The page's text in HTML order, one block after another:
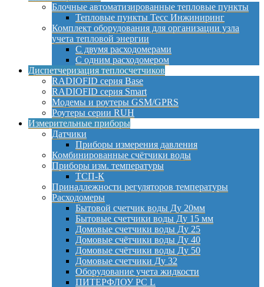
Блочные автоматизированные тепловые пункты
Тепловые пункты Тесс Инжиниринг
Комплект оборудования для организации узла
учета тепловой энергии
С двумя расходомерами
С одним расходомером
Диспетчеризация теплосчетчиков
RADIOFID серия Base
RADIOFID серия Smart
Модемы и роутеры GSM/GPRS
Роутеры серии RUH
Измерительные приборы
Датчики
Приборы измерения давления
Комбинированные счётчики воды
Приборы изм. температуры
ТСП-К
Принадлежности регуляторов температуры
Расходомеры
Бытовой счетчик воды Ду 20мм
Бытовые счетчики воды Ду 15 мм
Домовые счетчики воды Ду 25
Домовые счётчики воды Ду 40
Домовые счётчики воды Ду 50
Домовые счетчики Ду 32
Оборудование учета жидкости
ПИТЕРФЛОУ РС L